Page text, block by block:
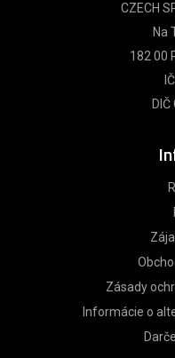
CZECH
Na
182 00
Zásady
Informácie o